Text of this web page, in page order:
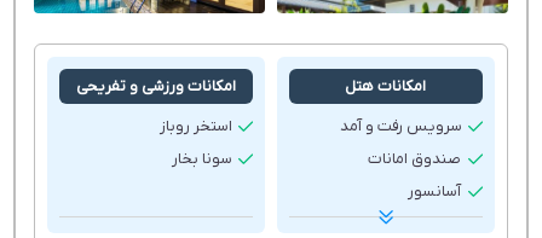
امکانات هتل
سرویس رفت و آمد
صندوق امانات
آسانسور
خشکشویی
امکانات ورزشی و تفریحی
استخر روباز
سونا بخار